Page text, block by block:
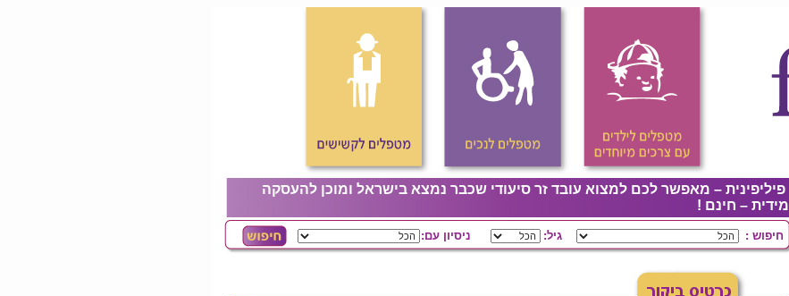
פיליפינית – מאפשר לכם למצוא עובד זר סיעודי שכבר נמצא בישראל ומוכן להעסקה
מידית – חינם !
חיפוש : גיל: ניסיון עם: